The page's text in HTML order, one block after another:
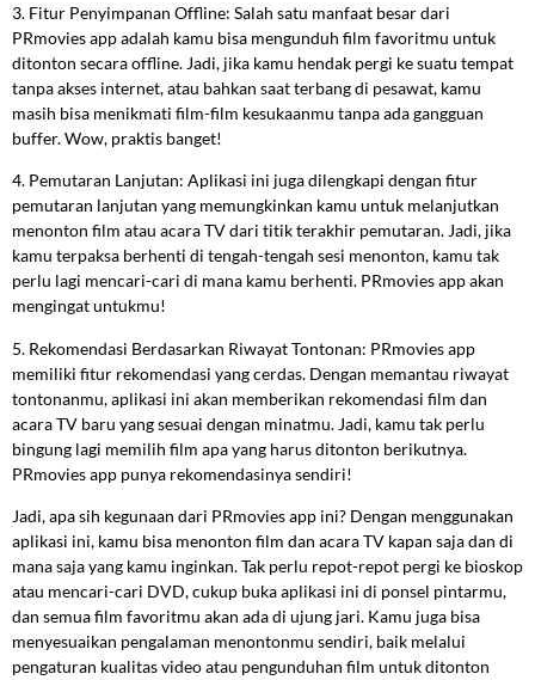
3. Fitur Penyimpanan Offline: Salah satu manfaat besar dari
PRmovies app adalah kamu bisa mengunduh film favoritmu untuk
ditonton secara offline. Jadi, jika kamu hendak pergi ke suatu tempat
tanpa akses internet, atau bahkan saat terbang di pesawat, kamu
masih bisa menikmati film-film kesukaanmu tanpa ada gangguan
buffer. Wow, praktis banget!
4. Pemutaran Lanjutan: Aplikasi ini juga dilengkapi dengan fitur
pemutaran lanjutan yang memungkinkan kamu untuk melanjutkan
menonton film atau acara TV dari titik terakhir pemutaran. Jadi, jika
kamu terpaksa berhenti di tengah-tengah sesi menonton, kamu tak
perlu lagi mencari-cari di mana kamu berhenti. PRmovies app akan
mengingat untukmu!
5. Rekomendasi Berdasarkan Riwayat Tontonan: PRmovies app
memiliki fitur rekomendasi yang cerdas. Dengan memantau riwayat
tontonanmu, aplikasi ini akan memberikan rekomendasi film dan
acara TV baru yang sesuai dengan minatmu. Jadi, kamu tak perlu
bingung lagi memilih film apa yang harus ditonton berikutnya.
PRmovies app punya rekomendasinya sendiri!
Jadi, apa sih kegunaan dari PRmovies app ini? Dengan menggunakan
aplikasi ini, kamu bisa menonton film dan acara TV kapan saja dan di
mana saja yang kamu inginkan. Tak perlu repot-repot pergi ke bioskop
atau mencari-cari DVD, cukup buka aplikasi ini di ponsel pintarmu,
dan semua film favoritmu akan ada di ujung jari. Kamu juga bisa
menyesuaikan pengalaman menontonmu sendiri, baik melalui
pengaturan kualitas video atau pengunduhan film untuk ditonton